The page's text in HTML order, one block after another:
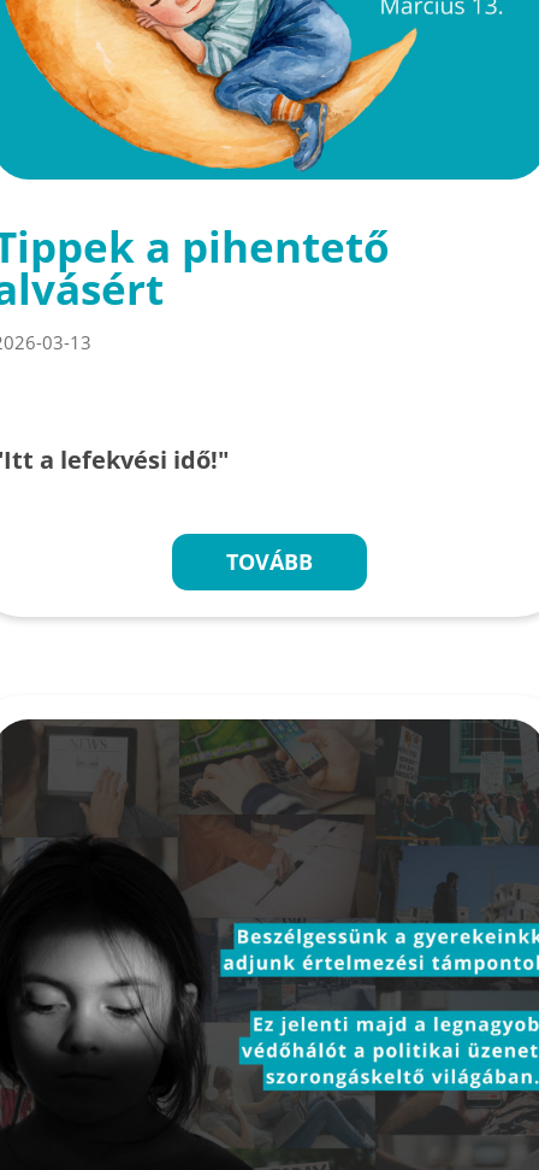
a pihentető
03-13
a lefekvési idő!"
TOVÁBB